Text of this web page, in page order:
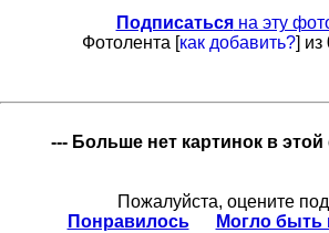
Подписатьсяна эту
Фотолента [как добавить?] из
--- Больше нет картинок в
Пожалуйста, оцените
Понравилось
Могло быть